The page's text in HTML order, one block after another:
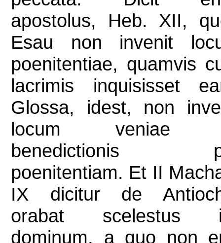
apostolus, Heb. XII,
Esau non invenit
poenitentiae, quamvis
lacrimis inquisisset
Glossa, idest, non
locum veniae
benedictionis
poenitentiam. Et II
IX dicitur de
orabat scelestus
dominum, a quo non